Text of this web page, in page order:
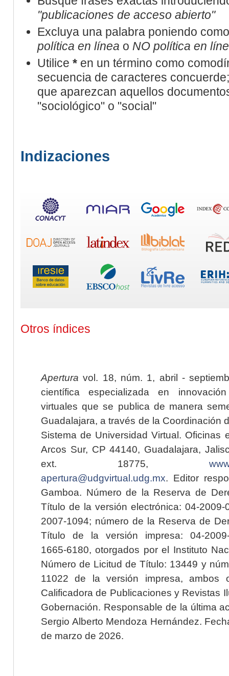
"publicaciones de acceso abierto"
Excluya una palabra poniendo
política en línea o NO política en
Utilice *en un término como
secuencia de caracteres
que aparezcan aquellos
"sociológico" o "social"
Indizaciones
Otros índices
Apertura vol. 18, núm. 1, abril -
científica especializada en
virtuales que se publica de manera
Guadalajara, a través de la Coordinación
Sistema de Universidad Virtual. Oficinas
Arcos Sur, CP 44140, Guadalajara,
ext. 18775,
apertura@udgvirtual.udg.mx. Editor
Gamboa. Número de la Reserva de
Título de la versión electrónica: 04-2009-
2007-1094; número de la Reserva de
Título de la versión impresa: 04-2009-
1665-6180, otorgados por el Instituto
Número de Licitud de Título: 13449 y
11022 de la versión impresa, ambos
Calificadora de Publicaciones y Revistas
Gobernación. Responsable de la última
Sergio Alberto Mendoza Hernández.
de marzo de 2026.